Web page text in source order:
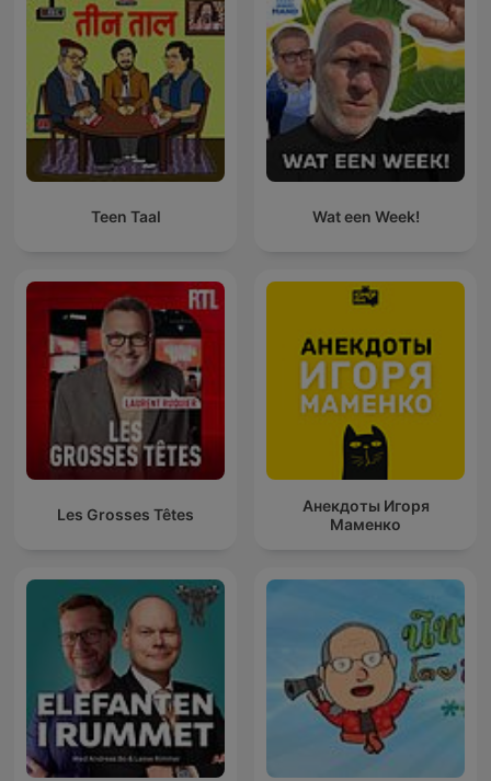
Teen Taal Wat een Week!
Les Grosses Têtes
Анекдоты Игоря
Маменко